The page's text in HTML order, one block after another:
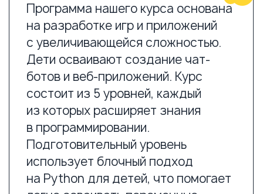
использует блочный подход
на Python для детей, что помогает
легче осваивать переменные
и условия через визуальные
проекты. На начальном уровне
дети изучают основы
программирования, создавая
консольные программы
и приложения с графическим
интерфейсом. Использование
библиотек Python расширяет
функциональность и дает
возможность добавлять новые
элементы.